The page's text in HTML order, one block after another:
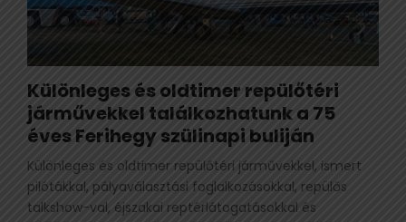
Különleges és oldtimer repülőtéri
járművekkel találkozhatunk a 75
éves Ferihegy szülinapi buliján
Különleges és oldtimer repülőtéri járművekkel, ismert
pilótákkal, pályaválasztási foglalkozásokkal, repülős
talkshow-val, éjszakai reptérlátogatásokkal és